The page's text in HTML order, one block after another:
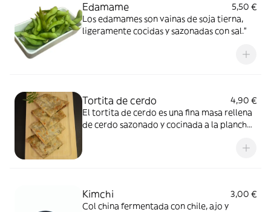
Edamame
5,50 €
Los edamames son vainas de soja tierna,
ligeramente cocidas y sazonadas con sal.”
Tortita de cerdo
4,90 €
El tortita de cerdo es una fina masa rellena
de cerdo sazonado y cocinada a la plancha,
Kimchi
3,00 €
Col china fermentada con chile, ajo y